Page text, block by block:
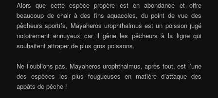
Alors que cette espèce propère est en abondance et offre
beaucoup de chair à des fins aquacoles, du point de vue des
pêcheurs sportifs, Mayaheros urophthalmus est un poisson jugé
notoirement ennuyeux car il gêne les pêcheurs à la ligne qui
souhaitent attraper de plus gros poissons.
Ne l’oublions pas, Mayaheros urophthalmus, après tout, est l’une
des espèces les plus fougueuses en matière d’attaque des
appâts de pêche !